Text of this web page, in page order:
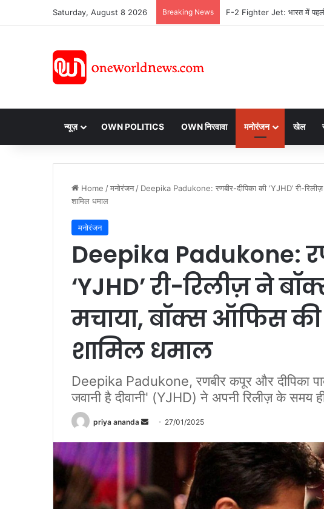
Saturday, August 8 2026 Breaking News
न्यूज़ OWN POLITICS OWN निरवावा मनोरंजन खेल
Home /मनोरंजन / Deepika Padukone: रणबीर-दीपिका की ‘YJHD’ री-
शामिल धमाल
मनोरंजन
Deepika Padukone:
‘YJHD’ री-रिलीज़ ने
मचाया, बॉक्स ऑफिस
शामिल धमाल
Deepika Padukone, रणबीर कपूर और दीपिका
जवानी है दीवानी' (YJHD) ने अपनी रिलीज़ के समय
priya ananda
n
27/01/2025